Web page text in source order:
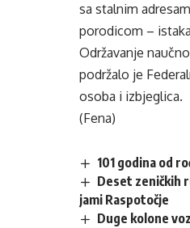
sa stalnim
porodicom –
Održavanje
podržalo je
osoba i izbjeglica.
(Fena)
101 godina od
Deset zeničkih
jami Raspotočje
Duge kolone